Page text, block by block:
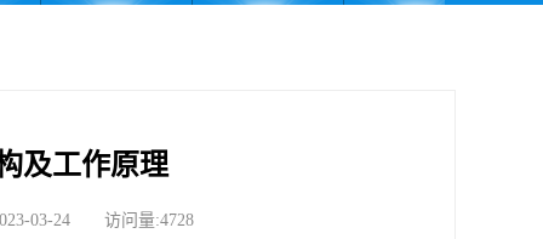
及工作原理
03-24 访问量:4728